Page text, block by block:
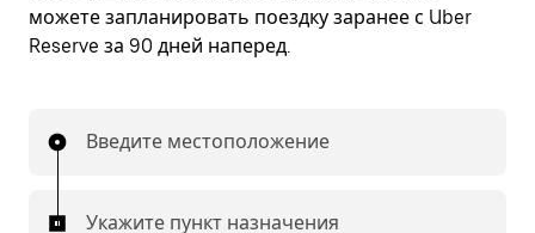
можете запланировать поездку заранее с Uber
Reserve за 90 дней наперед.
Введите местоположение
Укажите пункт назначения